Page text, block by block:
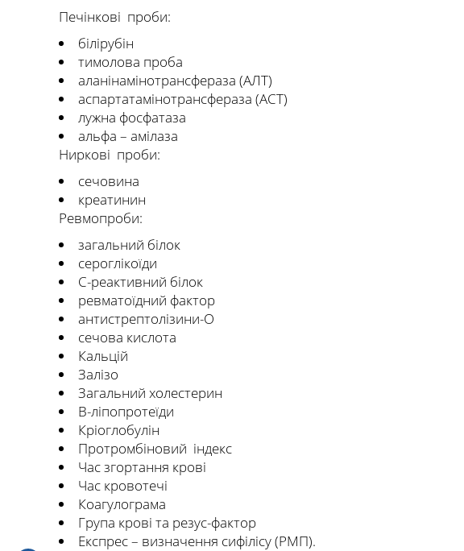
Печінкові проби:
білірубін
тимолова проба
аланінамінотрансфераза (АЛТ)
аспартатамінотрансфераза (АСТ)
лужна фосфатаза
альфа – амілаза
Ниркові проби:
сечовина
креатинин
Ревмопроби:
загальний білок
сероглікоїди
С-реактивний білок
ревматоїдний фактор
антистрептолізини-О
сечова кислота
Кальцій
Залізо
Загальний холестерин
В-ліпопротеїди
Кріоглобулін
Протромбіновий індекс
Час згортання крові
Час кровотечі
Коагулограма
Група крові та резус-фактор
Експрес – визначення сифілісу (РМП).